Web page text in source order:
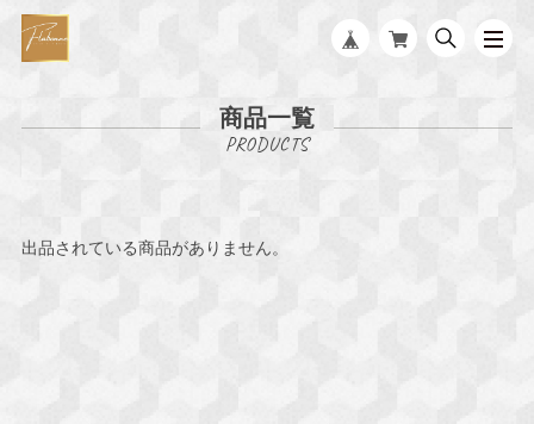
商品一覧
出品されている商品がありません。